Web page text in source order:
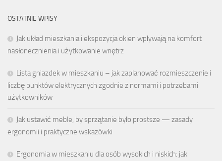
OSTATNIE WPISY
Jak układ mieszkania i ekspozycja okien wpływają na komfort
nasłonecznienia i użytkowanie wnętrz
Lista gniazdek w mieszkaniu – jak zaplanować rozmieszczenie i
liczbę punktów elektrycznych zgodnie z normami i potrzebami
użytkowników
Jak ustawić meble, by sprzątanie było prostsze — zasady
ergonomii i praktyczne wskazówki
Ergonomia w mieszkaniu dla osób wysokich i niskich: jak